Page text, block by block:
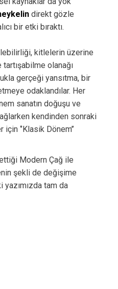
direkt gözle
bir etki bıraktı.
kitlelerin üzerine
olanağı
gerçeği yansıtma, bir
odaklandılar. Her
sanatın doğuşu ve
kendinden sonraki
‘’Klasik Dönem’’
Modern Çağ ile
şekli de değişime
yazımızda tam da